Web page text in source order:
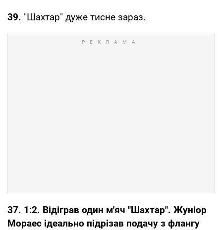
39. "Шахтар" дуже тисне зараз.
37. 1:2. Відіграв один м'яч "Шахтар". Жуніор
Мораес ідеально підрізав подачу з флангу